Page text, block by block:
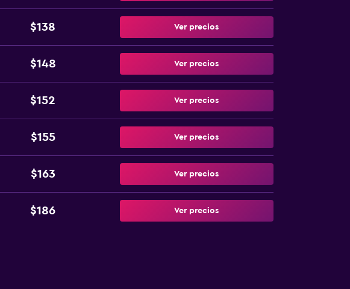
$138 Ver precios
$148 Ver precios
$152 Ver precios
$155 Ver precios
$163 Ver precios
$186 Ver precios